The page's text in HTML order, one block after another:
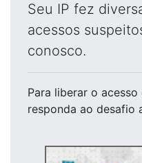
Seu IP fez
acessos
conosco.
Para liberar o acesso
responda ao desafio